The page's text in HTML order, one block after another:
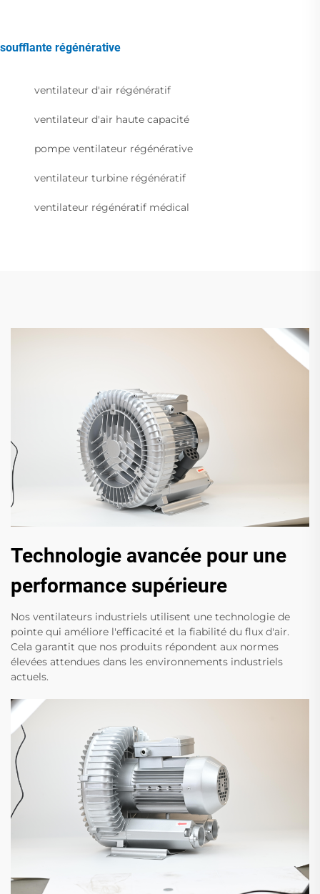
soufflante régénérative
ventilateur d'air régénératif
ventilateur d'air haute capacité
pompe ventilateur régénérative
ventilateur turbine régénératif
ventilateur régénératif médical
Technologie avancée pour une
performance supérieure
Nos ventilateurs industriels utilisent une technologie de
pointe qui améliore l'efficacité et la fiabilité du flux d'air.
Cela garantit que nos produits répondent aux normes
élevées attendues dans les environnements industriels
actuels.